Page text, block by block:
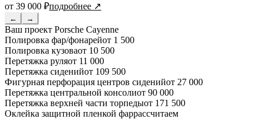
от 39 000 ₽подробнее ↗
← →
Ваш проект Porsche Cayenne
Полировка фар/фонарейот 1 500
Полировка кузоваот 10 500
Перетяжка руляот 11 000
Перетяжка сиденийот 109 500
Фигурная перфорация центров сиденийот 27 000
Перетяжка центральной консолиот 90 000
Перетяжка верхней части торпедыот 171 500
Оклейка защитной пленкой фаррассчитаем